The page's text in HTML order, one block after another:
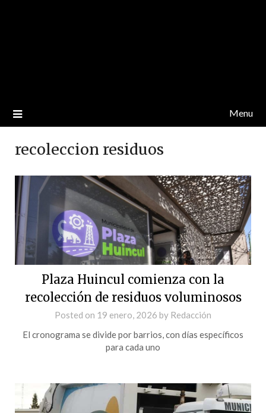
Menu
recoleccion residuos
Plaza Huincul comienza con la
recolección de residuos voluminosos
Posted on 19 enero, 2026 by Redacción
El cronograma se divide por barrios, con días específicos
para cada uno